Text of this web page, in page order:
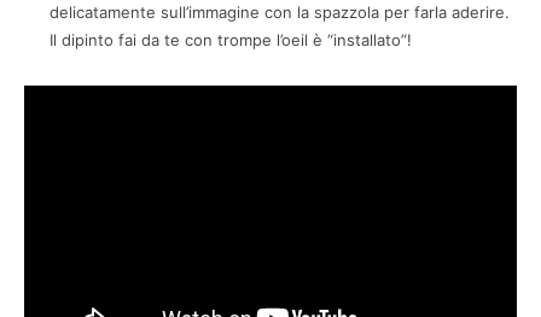
delicatamente sull’immagine con la spazzola per farla aderire.
Il dipinto fai da te con trompe l’oeil è “installato”!